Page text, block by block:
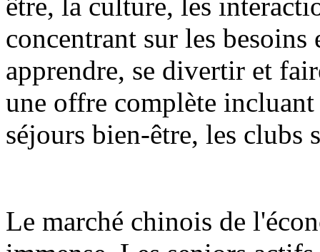
concentrant sur les
apprendre, se divertir et
une offre complète
séjours bien-être, les clubs
Le marché chinois de